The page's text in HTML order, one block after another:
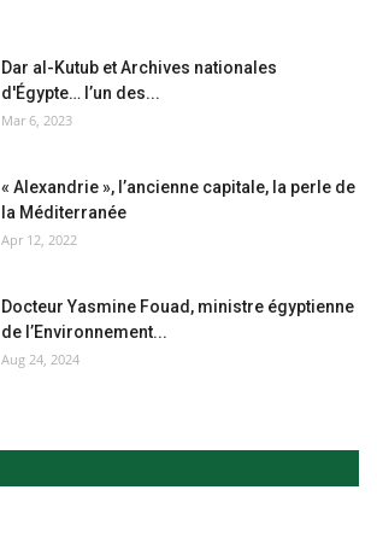
Dar al-Kutub et Archives nationales
d'Égypte… l’un des...
Mar 6, 2023
« Alexandrie », l’ancienne capitale, la perle de
la Méditerranée
Apr 12, 2022
Docteur Yasmine Fouad, ministre égyptienne
de l’Environnement...
Aug 24, 2024